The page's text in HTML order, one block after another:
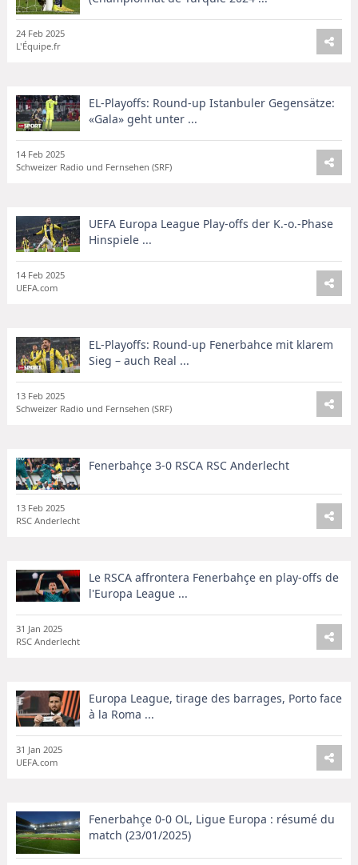
24 Feb 2025
L'Équipe.fr
EL-Playoffs: Round-up Istanbuler Gegensätze:
«Gala» geht unter ...
14 Feb 2025
Schweizer Radio und Fernsehen (SRF)
UEFA Europa League Play-offs der K.-o.-Phase
Hinspiele ...
14 Feb 2025
UEFA.com
EL-Playoffs: Round-up Fenerbahce mit klarem
Sieg – auch Real ...
13 Feb 2025
Schweizer Radio und Fernsehen (SRF)
Fenerbahçe 3-0 RSCA RSC Anderlecht
13 Feb 2025
RSC Anderlecht
Le RSCA affrontera Fenerbahçe en play-offs de
l'Europa League ...
31 Jan 2025
RSC Anderlecht
Europa League, tirage des barrages, Porto face
à la Roma ...
31 Jan 2025
UEFA.com
Fenerbahçe 0-0 OL, Ligue Europa : résumé du
match (23/01/2025)